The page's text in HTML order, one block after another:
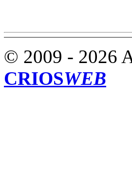
© 2009 - 2026
CRIOSWEB